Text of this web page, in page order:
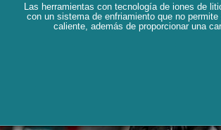
Las herramientas con tecnología de iones de
con un sistema de enfriamiento que no
caliente, además de proporcionar una